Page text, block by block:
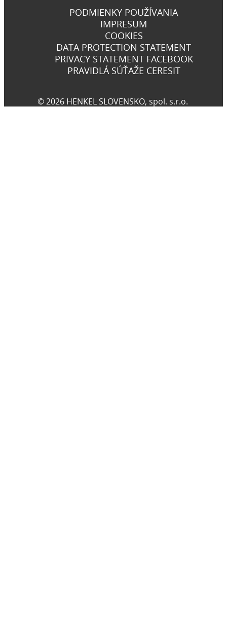
PODMIENKY POUŽÍVANIA
IMPRESUM
COOKIES
DATA PROTECTION STATEMENT
PRIVACY STATEMENT FACEBOOK
PRAVIDLÁ SÚŤAŽE CERESIT
© 2026 HENKEL SLOVENSKO, spol. s.r.o.